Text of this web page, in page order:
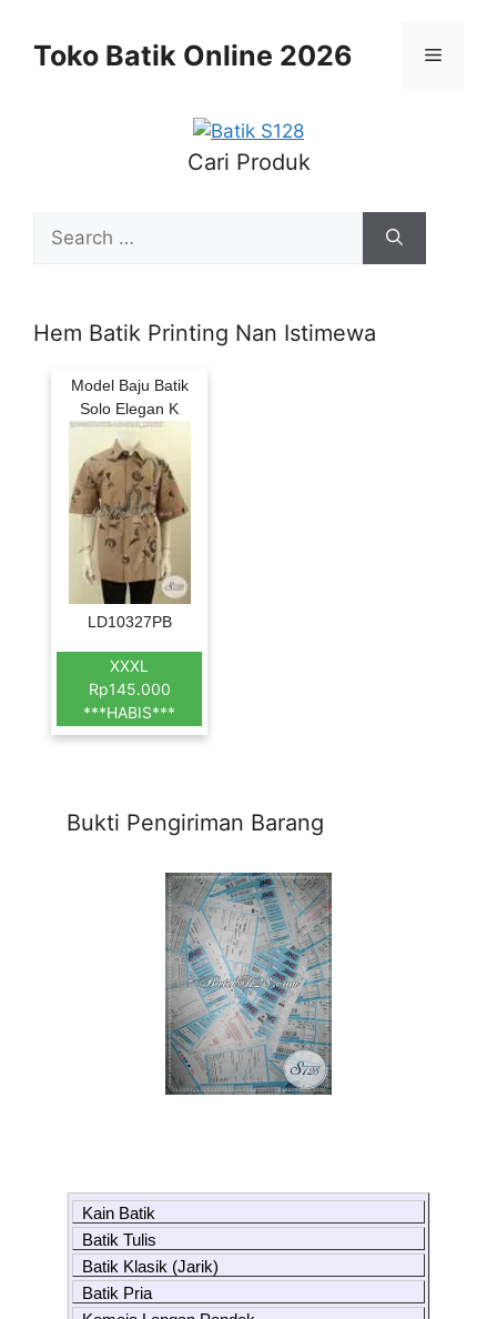
contentToko Batik Online 2026 Menu
Cari Produk
for:
Hem Batik Printing Nan Istimewa
Model Baju Batik
Solo Elegan K
LD10327PB
XXXL
Rp145.000
***HABIS***
Bukti Pengiriman Barang
Kain Batik
Batik Tulis
Batik Klasik (Jarik)
Batik Pria